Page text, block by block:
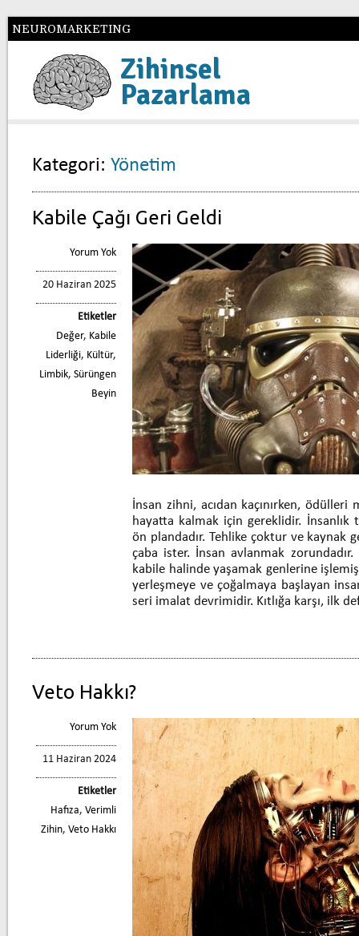
NEUROMARKETING
Zihinsel
Pazarlama
Kategori: Yönetim
Kabile Çağı Geri Geldi
Yorum Yok
20 Haziran 2025
Etiketler
Değer, Kabile
Liderliği, Kültür,
Limbik, Sürüngen
Beyin
İnsan zihni, acıdan kaçınırken,
hayatta kalmak için gereklidir. İnsanlık
ön plandadır. Tehlike çoktur ve kaynak
çaba ister. İnsan avlanmak
kabile halinde yaşamak genlerine
yerleşmeye ve çoğalmaya başlayan
seri imalat devrimidir. Kıtlığa karşı, ilk
Veto Hakkı?
Yorum Yok
11 Haziran 2024
Etiketler
Hafıza, Verimli
Zihin, Veto Hakkı